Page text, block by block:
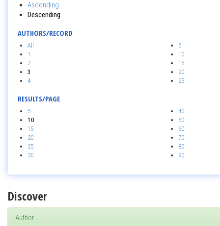
Ascending
Descending
AUTHORS/RECORD
All
1
2
3
4
5
10
15
20
25
RESULTS/PAGE
5
10
15
20
25
30
40
50
60
70
80
90
Discover
Author